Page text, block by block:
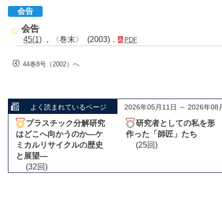
会告
会告
45(1) ，〈巻末〉 (2003)． PDF
44巻8号（2002）へ
よく読まれているページ 2026年05月11日 ～ 2026年08
プラスチック分解研究
はどこへ向かうのか―ケ
ミカルリサイクルの歴史
と展望―
(32回)
研究者としての私を形
作った「師匠」たち
(25回)